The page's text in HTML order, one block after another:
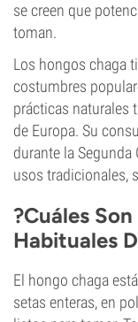
se creen que
toman.
Los hongos chaga
costumbres
prácticas naturales
de Europa. Su
durante la Segunda
usos tradicionales,
?Cuáles
Habituales
El hongo chaga
setas enteras, en